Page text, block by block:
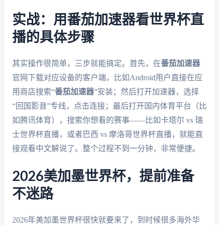
实战：用番茄加速器看世界杯直
播的具体步骤
其实操作很简单，三步就能搞定。首先，在番茄加速器
官网下载对应设备的客户端，比如Android用户直接在应
用商店搜索“番茄加速器”安装；然后打开加速器，选择
“回国影音”专线，点击连接；最后打开国内体育平台（比
如腾讯体育），搜索你想看的赛事——比如卡塔尔 vs 瑞
士世界杯直播，或者巴西 vs 摩洛哥世界杯直播，就能直
接观看中文解说了。整个过程不到一分钟，非常便捷。
2026美加墨世界杯，提前准备
不迷路
2026年美加墨世界杯很快就要来了，到时候很多海外华